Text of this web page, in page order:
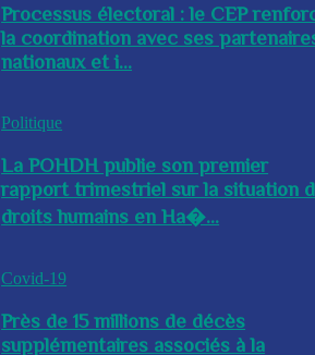
Processus électoral : le CEP
la coordination avec ses
nationaux et i...
Politique
La POHDH publie son premier
rapport trimestriel sur la situation
droits humains en Ha�...
Covid-19
Près de 15 millions de décès
supplémentaires associés à la